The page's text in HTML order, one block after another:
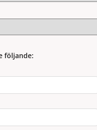
följande: